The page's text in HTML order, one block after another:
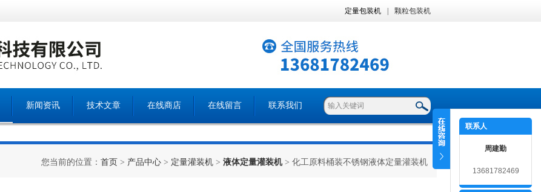
定量包装机 颗粒包装机
新闻资讯 技术文章 在线商店 在线留言 联系我们
您当前的位置： 首页 > 产品中心 > 定量灌装机 > 液体定量灌装机> 化工原料桶装不锈钢液体定量灌装机
联系人
周建勤
13681782469